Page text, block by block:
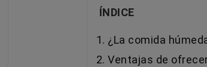
ÍNDICE
1. ¿La comida
2. Ventajas de